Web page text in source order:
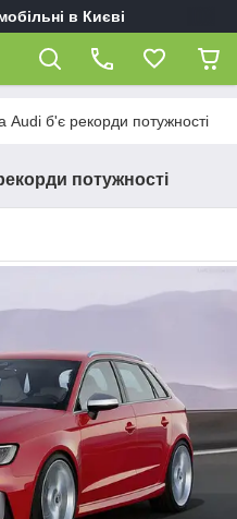
в Києві
Audi б'є рекорди потужності
потужності